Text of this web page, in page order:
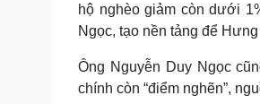
hộ nghèo giảm còn dưới
Ngọc, tạo nền tảng để
Ông Nguyễn Duy Ngọc
chính còn “điểm nghẽn”,